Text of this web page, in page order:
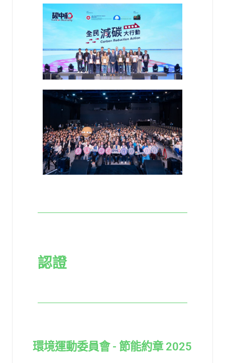
認證
環境運動委員會 - 節能約章 2025